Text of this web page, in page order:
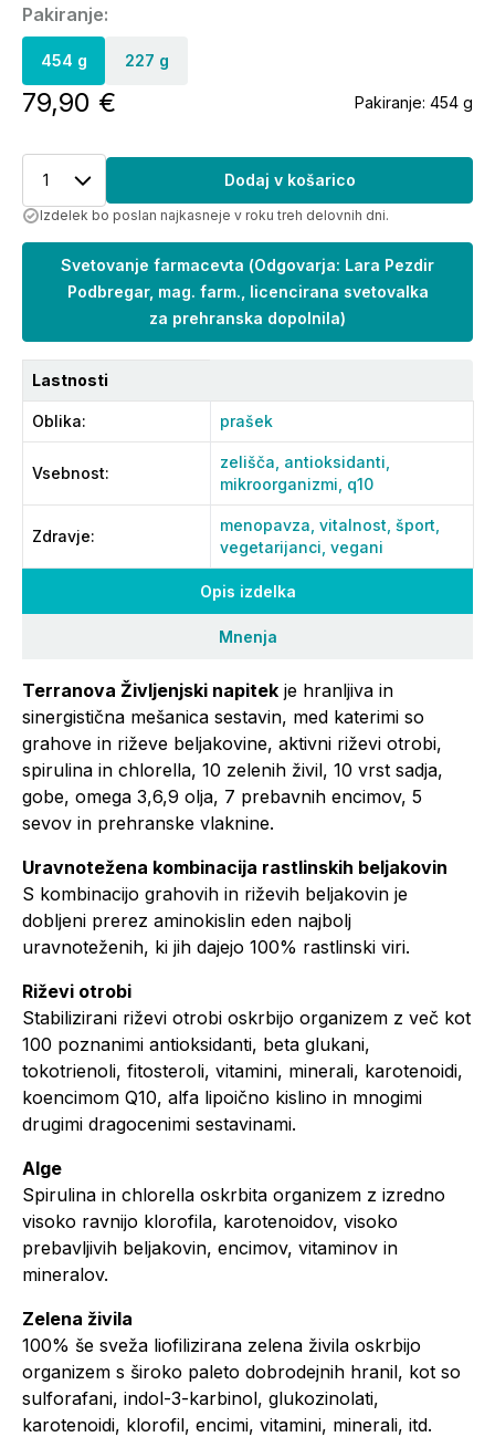
Opis izdelka
Mnenja
Terranova Življenjski napitek je hranljiva in
sinergistična mešanica sestavin, med katerimi so
grahove in riževe beljakovine, aktivni riževi otrobi,
spirulina in chlorella, 10 zelenih živil, 10 vrst sadja,
gobe, omega 3,6,9 olja, 7 prebavnih encimov, 5
sevov in prehranske vlaknine.
Uravnotežena kombinacija rastlinskih beljakovin
S kombinacijo grahovih in riževih beljakovin je
dobljeni prerez aminokislin eden najbolj
uravnoteženih, ki jih dajejo 100% rastlinski viri.
Riževi otrobi
Stabilizirani riževi otrobi oskrbijo organizem z več kot
100 poznanimi antioksidanti, beta glukani,
tokotrienoli, fitosteroli, vitamini, minerali, karotenoidi,
koencimom Q10, alfa lipoično kislino in mnogimi
drugimi dragocenimi sestavinami.
Alge
Spirulina in chlorella oskrbita organizem z izredno
visoko ravnijo klorofila, karotenoidov, visoko
prebavljivih beljakovin, encimov, vitaminov in
mineralov.
Zelena živila
100% še sveža liofilizirana zelena živila oskrbijo
organizem s široko paleto dobrodejnih hranil, kot so
sulforafani, indol-3-karbinol, glukozinolati,
karotenoidi, klorofil, encimi, vitamini, minerali, itd.
Pakiranje:
454 g 227 g
79,90 € Pakiranje: 454 g
1 Dodaj v košarico
Izdelek bo poslan najkasneje v roku treh delovnih dni.
Svetovanje farmacevta (Odgovarja: Lara Pezdir
Podbregar, mag. farm., licencirana svetovalka
za prehranska dopolnila)
Lastnosti
Oblika: prašek
Vsebnost:
zelišča, antioksidanti,
mikroorganizmi, q10
Zdravje:
menopavza, vitalnost, šport,
vegetarijanci, vegani